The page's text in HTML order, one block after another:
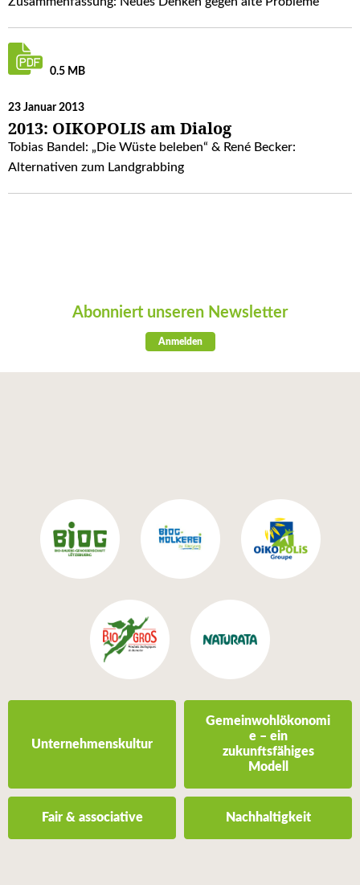
0.5 MB
23 Januar 2013
2013: OIKOPOLIS am Dialog
Tobias Bandel: „Die Wüste beleben“ & René Becker:
Alternativen zum Landgrabbing
Abonniert unseren Newsletter
Anmelden
Unternehmenskultur
Gemeinwohlökonomi
e – ein
zukunftsfähiges
Modell
Fair & associative Nachhaltigkeit